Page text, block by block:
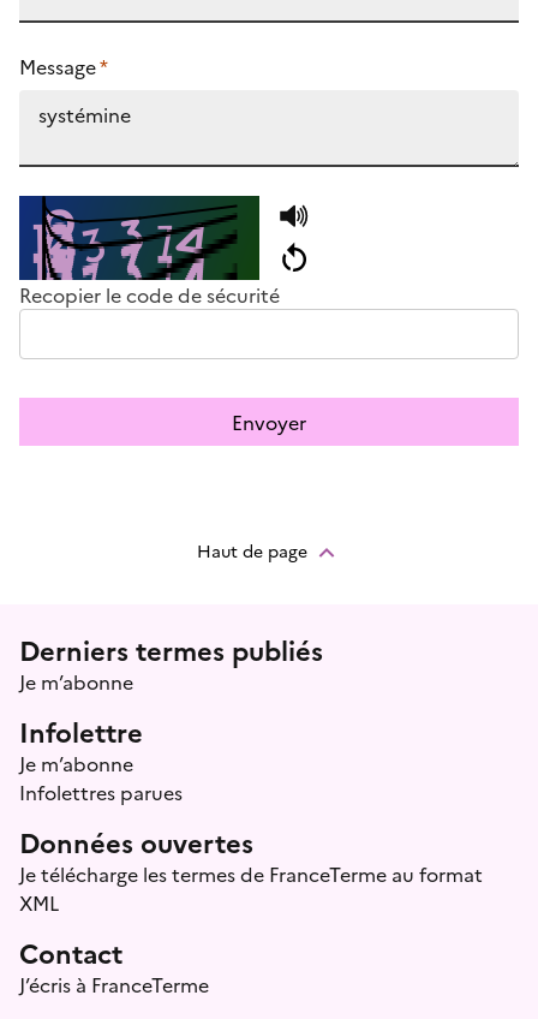
Message*
Recopier le code de sécurité
Envoyer
Haut de page
Menu prefooter
Derniers termes publiés
Je m’abonne
Infolettre
Je m’abonne
Infolettres parues
Données ouvertes
Je télécharge les termes de FranceTerme au format
XML
Contact
J’écris à FranceTerme